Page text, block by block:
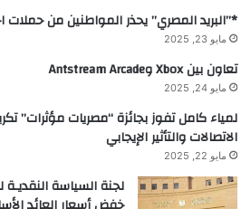
*”البريد المصري” يحذر المواطنين من حملات
مايو 23, 2025
تعاون بين Xbox وAntstream Arcade
مايو 24, 2025
لمياء كامل تفوز بجائزة “مصريات مؤثرات”
الاتصالات والتأثير الإيجابي
مايو 22, 2025
لجنة السياسة